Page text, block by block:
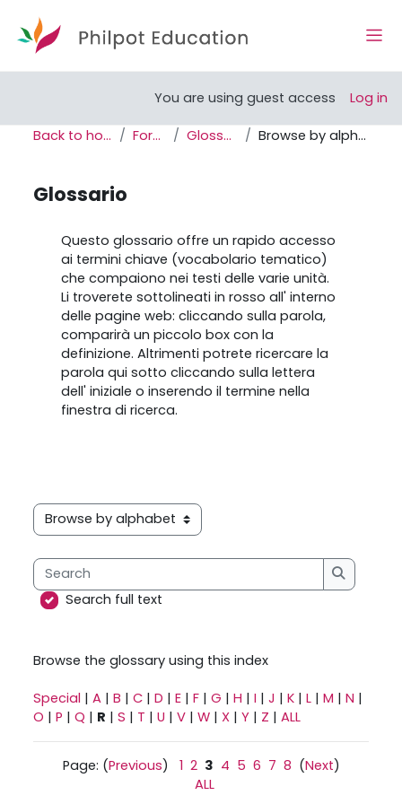
You are using guest access Log in
Back to home Forum Glossario Browse by alphabet
Glossario
Questo glossario offre un rapido accesso
ai termini chiave (vocabolario tematico)
che compaiono nei testi delle varie unità.
Li troverete sottolineati in rosso all' interno
delle pagine web: cliccando sulla parola,
comparirà un piccolo box con la
definizione. Altrimenti potrete ricercare la
parola qui sotto cliccando sulla lettera
dell' iniziale o inserendo il termine nella
finestra di ricerca.
Browse the glossary using this index
Search
Search
Search full text
Browse the glossary using this index
Special |A |B |C |D |E |F |G |H |I |J |K |L |M |N |
O |P |Q | R |S | T |U |V |W | X |Y | Z |ALL
Page: (Previous) 1 2 3 4 5 6 7 8 (Next)
ALL